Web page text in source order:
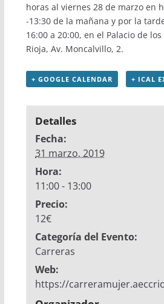
horas al viernes 28 de marzo en
-13:30 de la mañana y por la
16:00 a 20:00, en el Palacio de
Rioja, Av. Moncalvillo, 2.
+ GOOGLE CALENDAR + ICAL
Detalles
Fecha:
31 marzo, 2019
Hora:
11:00 - 13:00
Precio:
12€
Categoría del Evento:
Carreras
Web:
https://